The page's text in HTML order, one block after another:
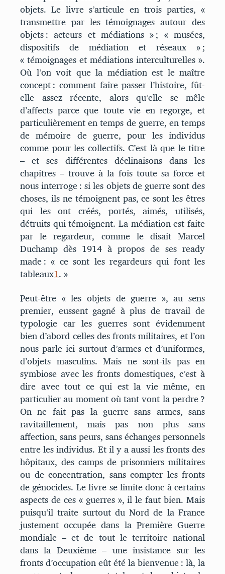
objets. Le livre s’articule en trois parties, «
transmettre par les témoignages autour des
objets : acteurs et médiations » ; « musées,
dispositifs de médiation et réseaux » ;
« témoignages et médiations interculturelles ».
Où l’on voit que la médiation est le maître
concept : comment faire passer l’histoire, fût-
elle assez récente, alors qu’elle se mêle
d’affects parce que toute vie en regorge, et
particulièrement en temps de guerre, en temps
de mémoire de guerre, pour les individus
comme pour les collectifs. C’est là que le titre
– et ses différentes déclinaisons dans les
chapitres – trouve à la fois toute sa force et
nous interroge : si les objets de guerre sont des
choses, ils ne témoignent pas, ce sont les êtres
qui les ont créés, portés, aimés, utilisés,
détruits qui témoignent. La médiation est faite
par le regardeur, comme le disait Marcel
Duchamp dès 1914 à propos de ses ready
made : « ce sont les regardeurs qui font les
tableaux1. »
Peut-être « les objets de guerre », au sens
premier, eussent gagné à plus de travail de
typologie car les guerres sont évidemment
bien d’abord celles des fronts militaires, et l’on
nous parle ici surtout d’armes et d’uniformes,
d’objets masculins. Mais ne sont-ils pas en
symbiose avec les fronts domestiques, c’est à
dire avec tout ce qui est la vie même, en
particulier au moment où tant vont la perdre ?
On ne fait pas la guerre sans armes, sans
ravitaillement, mais pas non plus sans
affection, sans peurs, sans échanges personnels
entre les individus. Et il y a aussi les fronts des
hôpitaux, des camps de prisonniers militaires
ou de concentration, sans compter les fronts
de génocides. Le livre se limite donc à certains
aspects de ces « guerres », il le faut bien. Mais
puisqu’il traite surtout du Nord de la France
justement occupée dans la Première Guerre
mondiale – et de tout le territoire national
dans la Deuxième – une insistance sur les
fronts d’occupation eût été la bienvenue : là, la